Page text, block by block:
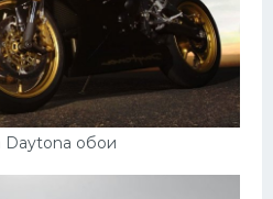
Daytona обои